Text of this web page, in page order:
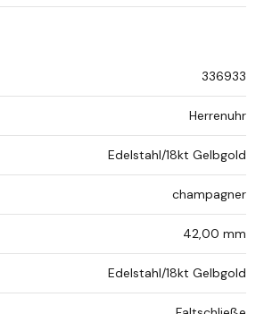
336933
Herrenuhr
Edelstahl/18kt Gelbgold
champagner
42,00 mm
Edelstahl/18kt Gelbgold